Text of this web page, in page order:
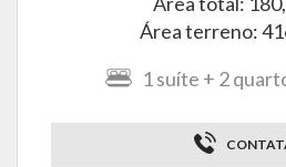
Área terreno:
1 suíte + 2